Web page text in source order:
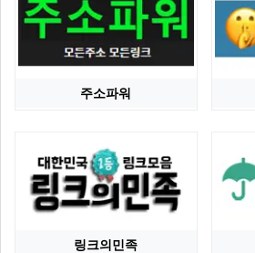
주소파워
링크의민족